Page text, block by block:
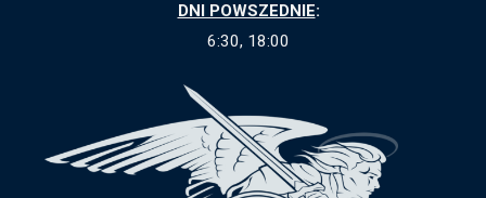
DNI POWSZEDNIE:
6:30, 18:00